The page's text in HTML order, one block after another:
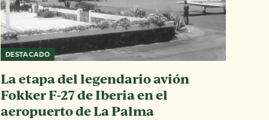
DESTACADO
La etapa del legendario avión
Fokker F-27 de Iberia en el
aeropuerto de La Palma